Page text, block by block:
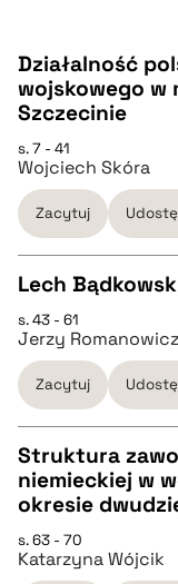
Działalność
wojskowego w
Szczecinie
s. 7 - 41
Wojciech Skóra
Zacytuj
CZYSTY TEKST
pobierz cytat
BIBTEX
Lech
s. 43 - 61
Jerzy Romanowicz
Zacytuj
CZYSTY TEKST
pobierz cytat
Struktura
niemieckiej w
okresie
s. 63 - 70
Katarzyna Wójcik